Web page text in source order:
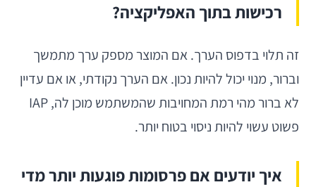
רכישות בתוך האפליקציה?
זה תלוי בדפוס הערך. אם המוצר מספק ערך מתמשך
וברור, מנוי יכול להיות נכון. אם הערך נקודתי, או אם עדיין
לא ברור מהי רמת המחויבות שהמשתמש מוכן לה, IAP
פשוט עשוי להיות ניסוי בטוח יותר.
איך יודעים אם פרסומות פוגעות יותר מדי